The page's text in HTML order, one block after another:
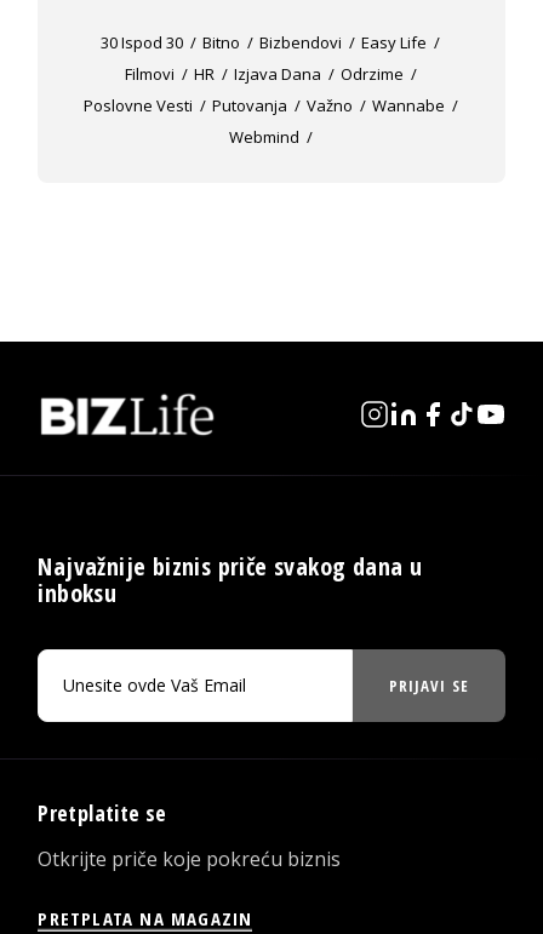
30 Ispod 30 Bitno Bizbendovi
Easy Life
Filmovi
HR Izjava Dana
Odrzime
Poslovne Vesti
Putovanja Važno
Wannabe
Webmind
Najvažnije biznis priče svakog dana u
inboksu
PRIJAVI SE
Pretplatite se
Otkrijte priče koje pokreću biznis
PRETPLATA NA MAGAZIN